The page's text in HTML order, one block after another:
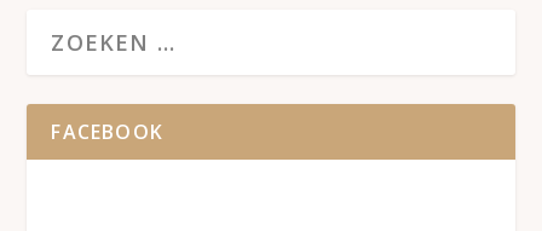
FACEBOOK